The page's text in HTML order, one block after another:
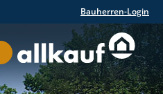
Bauherren-Login